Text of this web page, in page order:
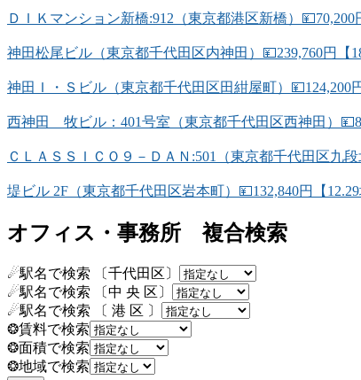
ＤＩＫマンション新橋:912（東京都港区新橋）
神田松尾ビル（東京都千代田区内神田）💴239,760円【
神田Ｉ・Ｓビル（東京都千代田区田紺屋町）💴124,200
西神田 牧ビル：401号室（東京都千代田区西神田）
ＣＬＡＳＳＩＣＯ９－ＤＡＮ:501（東京都千代田区九
堤ビル 2F（東京都千代田区岩本町）💴132,840円【
オフィス・事務所 複合検索
☄駅名で検索 〔千代田区〕
☄駅名で検索 〔中 央 区〕
☄駅名で検索 〔 港 区 〕
❂賃料で検索
❂面積で検索
❂地域で検索